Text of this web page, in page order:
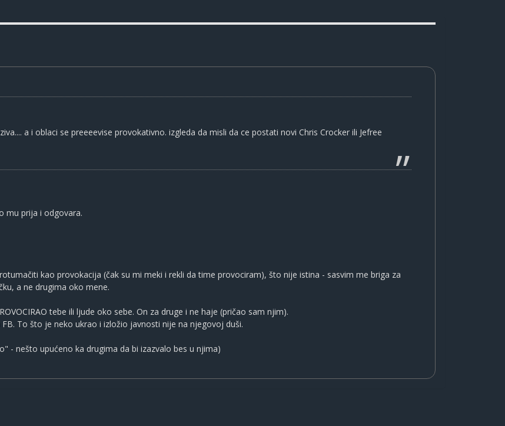
a i oblaci se preeeevise provokativno. izgleda da misli da ce postati novi Chris Crocker ili Jefree
mu prija i odgovara.
kao provokacija (čak su mi meki i rekli da time provociram), što nije istina - sasvim me briga za
a ne drugima oko mene.
tebe ili ljude oko sebe. On za druge i ne haje (pričao sam njim).
To što je neko ukrao i izložio javnosti nije na njegovoj duši.
- nešto upućeno ka drugima da bi izazvalo bes u njima)